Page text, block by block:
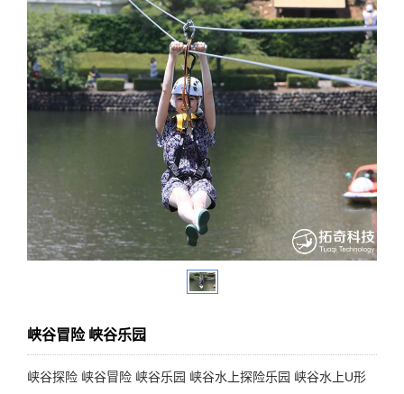
峡谷冒险 峡谷乐园
峡谷探险 峡谷冒险 峡谷乐园 峡谷水上探险乐园 峡谷水上U形